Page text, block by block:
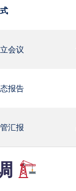
会议
报告
汇报